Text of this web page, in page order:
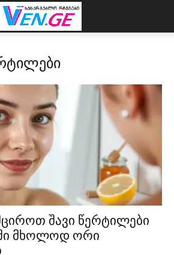
შავი წერტილები
მხოლოდ ორი